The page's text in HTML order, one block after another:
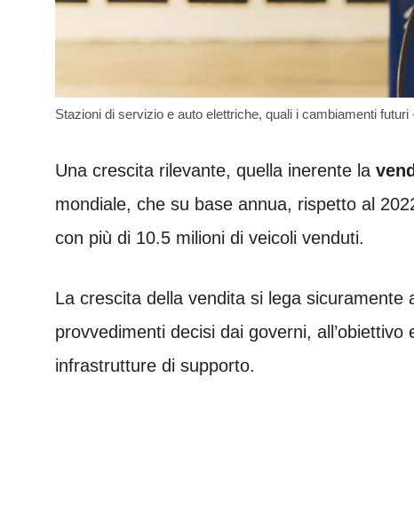
Stazioni di servizio e auto elettriche, quali i cambiamenti futuri
Una crescita rilevante, quella inerente la
mondiale, che su base annua, rispetto al
con più di 10.5 milioni di veicoli venduti.
La crescita della vendita si lega
provvedimenti decisi dai governi,
infrastrutture di supporto.